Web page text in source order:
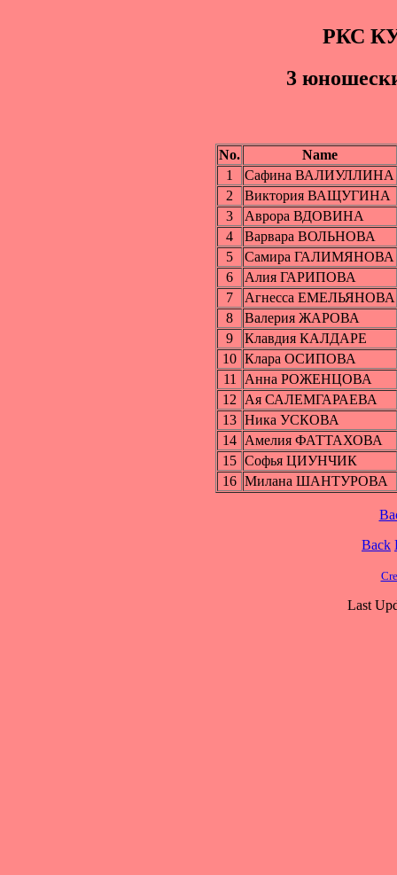
РКС
3
No.
Name
1
Сафина ВАЛИУЛЛИНА
2
Виктория ВАЩУГИНА
3
Аврора ВДОВИНА
4
Варвара ВОЛЬНОВА
5
Самира ГАЛИМЯНОВА
6
Алия ГАРИПОВА
7
Агнесса ЕМЕЛЬЯНОВА
8
Валерия ЖАРОВА
9
Клавдия КАЛДАРЕ
10 Клара ОСИПОВА
11 Анна РОЖЕНЦОВА
12 Ая САЛЕМГАРАЕВА
13 Ника УСКОВА
14 Амелия ФАТТАХОВА
15 Софья ЦИУНЧИК
16 Милана ШАНТУРОВА
Back
Last